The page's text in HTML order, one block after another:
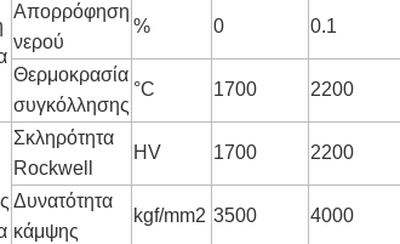
Απορρόφηση
νερού
% 0 0.1
Θερμοκρασία
συγκόλλησης
°C 1700 2200
Σκληρότητα
Rockwell
HV 1700 2200
Δυνατότητα
κάμψης
kgf/mm2 3500 4000